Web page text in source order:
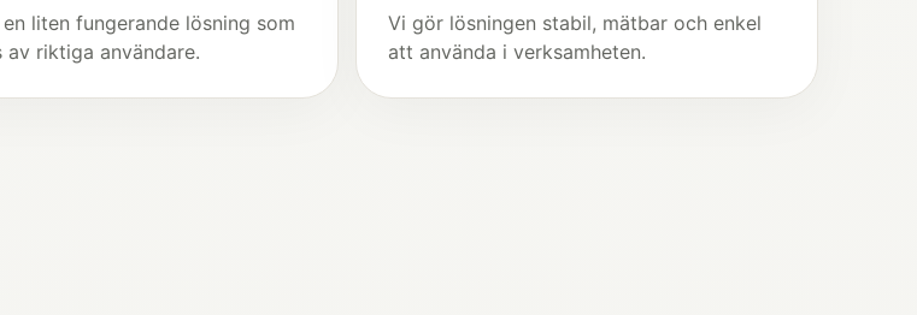
liten fungerande lösning som
av riktiga användare.
Vi gör lösningen stabil, mätbar och enkel
att använda i verksamheten.